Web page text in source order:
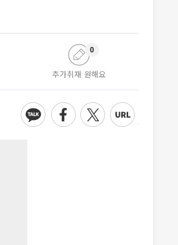
추가취재 원해요
0